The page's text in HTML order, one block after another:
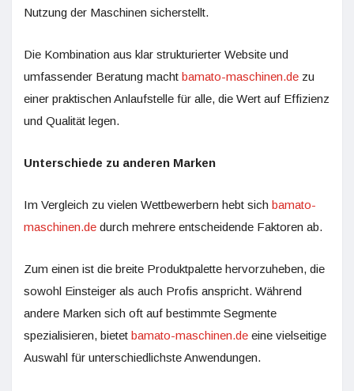
Nutzung der Maschinen sicherstellt.
Die Kombination aus klar strukturierter Website und
umfassender Beratung macht bamato-maschinen.de zu
einer praktischen Anlaufstelle für alle, die Wert auf Effizienz
und Qualität legen.
Unterschiede zu anderen Marken
Im Vergleich zu vielen Wettbewerbern hebt sich bamato-
maschinen.de durch mehrere entscheidende Faktoren ab.
Zum einen ist die breite Produktpalette hervorzuheben, die
sowohl Einsteiger als auch Profis anspricht. Während
andere Marken sich oft auf bestimmte Segmente
spezialisieren, bietet bamato-maschinen.de eine vielseitige
Auswahl für unterschiedlichste Anwendungen.